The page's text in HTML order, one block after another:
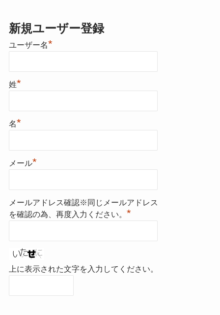
新規ユーザー登録
ユーザー名*
姓*
名*
メール*
メールアドレス確認※同じメールアドレス
を確認の為、再度入力ください。 *
上に表示された文字を入力してください。